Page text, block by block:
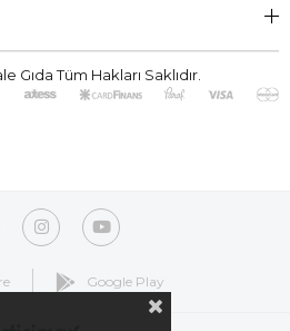
Gıda Tüm Hakları Saklıdır.
Google Play